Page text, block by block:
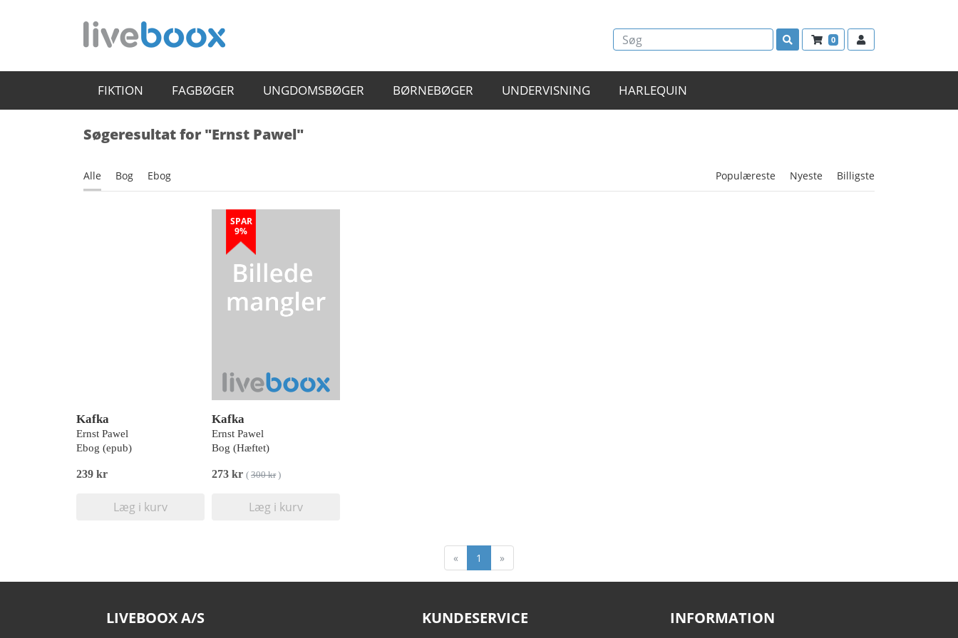
0
FIKTION FAGBØGER UNGDOMSBØGER BØRNEBØGER UNDERVISNING HARLEQUIN
Søgeresultat for "Ernst Pawel"
Alle Bog Ebog Populæreste Nyeste Billigste
Kafka
Ernst Pawel
Ebog (epub)
239 kr
Læg i kurv
SPAR
9%
Kafka
Ernst Pawel
Bog (Hæftet)
273 kr ( 300 kr)
Læg i kurv
« 1 »
LIVEBOOX A/S KUNDESERVICE INFORMATION